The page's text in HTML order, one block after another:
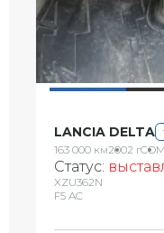
LANCIA DELTA
163 000 км2002 г
Статус:
XZU362N
F5 AC